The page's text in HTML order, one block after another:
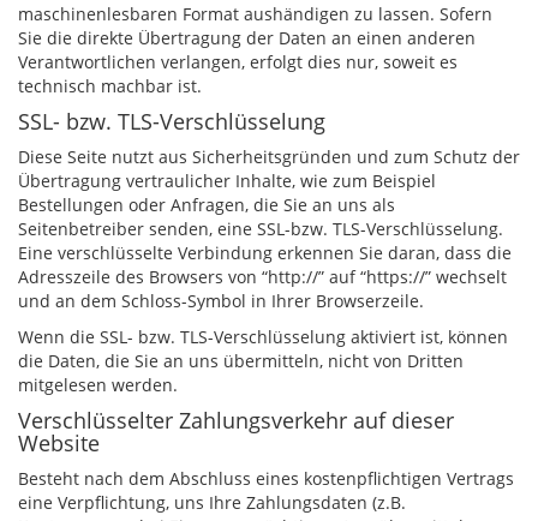
maschinenlesbaren Format aushändigen zu lassen. Sofern
Sie die direkte Übertragung der Daten an einen anderen
Verantwortlichen verlangen, erfolgt dies nur, soweit es
technisch machbar ist.
SSL- bzw. TLS-Verschlüsselung
Diese Seite nutzt aus Sicherheitsgründen und zum Schutz der
Übertragung vertraulicher Inhalte, wie zum Beispiel
Bestellungen oder Anfragen, die Sie an uns als
Seitenbetreiber senden, eine SSL-bzw. TLS-Verschlüsselung.
Eine verschlüsselte Verbindung erkennen Sie daran, dass die
Adresszeile des Browsers von “http://” auf “https://” wechselt
und an dem Schloss-Symbol in Ihrer Browserzeile.
Wenn die SSL- bzw. TLS-Verschlüsselung aktiviert ist, können
die Daten, die Sie an uns übermitteln, nicht von Dritten
mitgelesen werden.
Verschlüsselter Zahlungsverkehr auf dieser
Website
Besteht nach dem Abschluss eines kostenpflichtigen Vertrags
eine Verpflichtung, uns Ihre Zahlungsdaten (z.B.